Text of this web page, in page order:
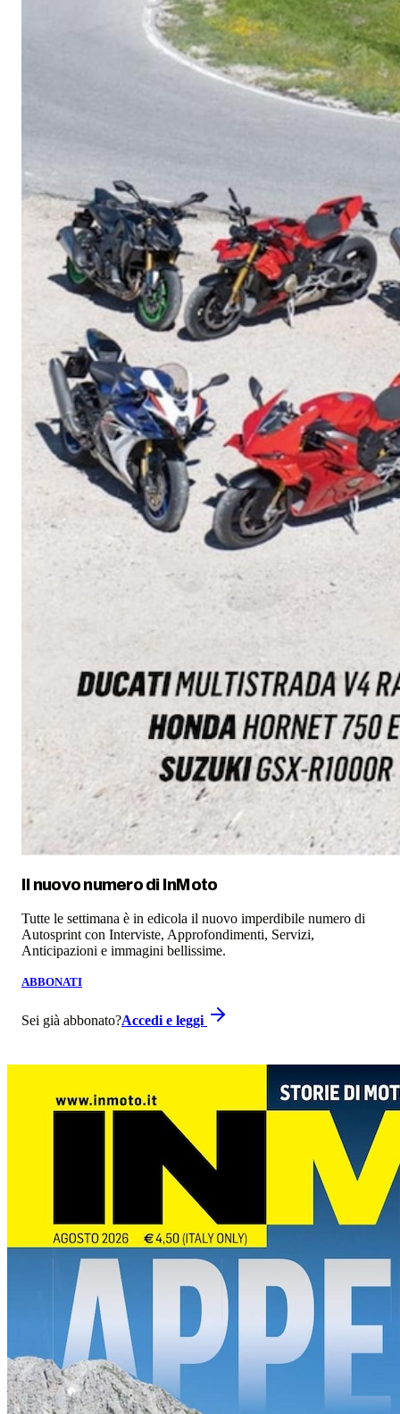
Il nuovo numero di InMoto
Tutte le settimana è in edicola il nuovo imperdibile numero di
Autosprint con Interviste, Approfondimenti, Servizi,
Anticipazioni e immagini bellissime.
ABBONATI
Sei già abbonato?Accedi e leggi